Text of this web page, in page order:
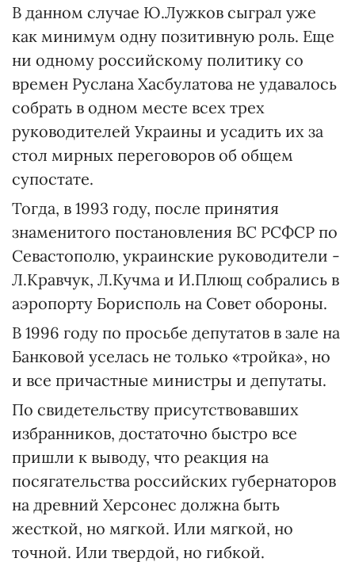
В данном случае Ю.Лужков сыграл уже
как минимум одну позитивную роль. Еще
ни одному российскому политику со
времен Руслана Хасбулатова не удавалось
собрать в одном месте всех трех
руководителей Украины и усадить их за
стол мирных переговоров об общем
супостате.
Тогда, в 1993 году, после принятия
знаменитого постановления ВС РСФСР по
Севастополю, украинские руководители -
Л.Кравчук, Л.Кучма и И.Плющ собрались в
аэропорту Борисполь на Совет обороны.
В 1996 году по просьбе депутатов в зале на
Банковой уселась не только «тройка», но
и все причастные министры и депутаты.
По свидетельству присутствовавших
избранников, достаточно быстро все
пришли к выводу, что реакция на
посягательства российских губернаторов
на древний Херсонес должна быть
жесткой, но мягкой. Или мягкой, но
точной. Или твердой, но гибкой.